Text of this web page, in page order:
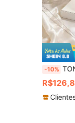
-10% TONVIC 1 Peça Suporte de Exibição de Joias